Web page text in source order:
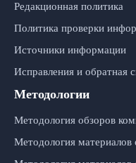
Редакционная политика
Политика проверки
Источники информации
Исправления и обратная
Методологии
Методология обзоров
Методология материалов